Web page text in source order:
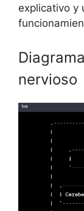
explicativo y
nervioso